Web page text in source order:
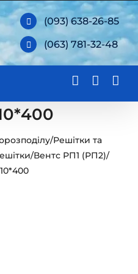
(093) 638-26-85
(063) 781-32-48
/Решітки та
/Вентс РП1 (РП2)/